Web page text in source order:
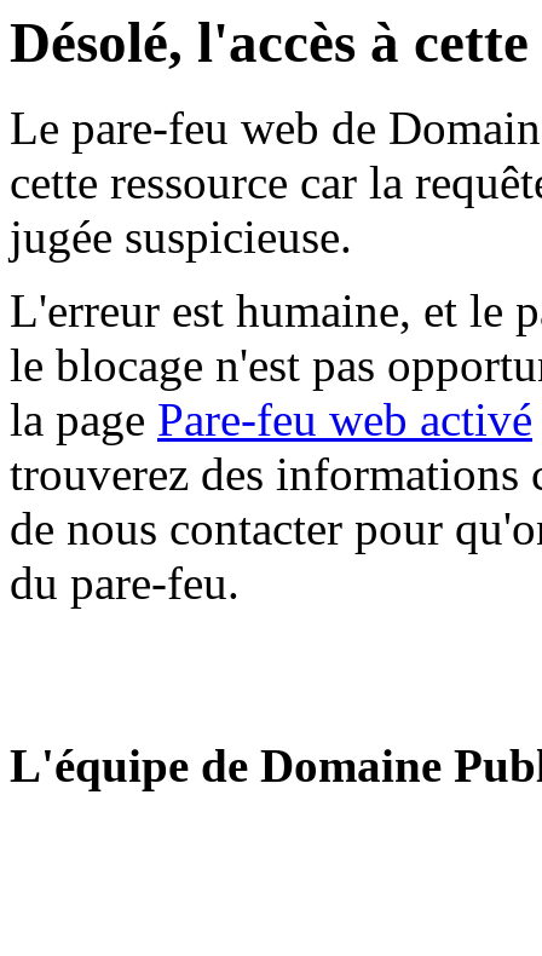
Désolé, l'accès à
Le pare-feu web de
cette ressource car la
jugée suspicieuse.
L'erreur est humaine, et le
le blocage n'est pas
la page Pare-feu web activé
trouverez des informations
de nous contacter pour
du pare-feu.
L'équipe de Domaine